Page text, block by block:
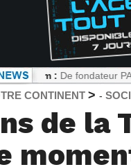
De fondateur PASTEF à
CONTINENT > -
de la